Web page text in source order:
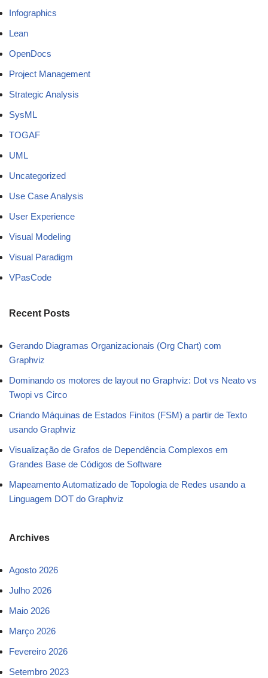
Infographics
Lean
OpenDocs
Project Management
Strategic Analysis
SysML
TOGAF
UML
Uncategorized
Use Case Analysis
User Experience
Visual Modeling
Visual Paradigm
VPasCode
Recent Posts
Gerando Diagramas Organizacionais (Org Chart) com
Graphviz
Dominando os motores de layout no Graphviz: Dot vs Neato vs
Twopi vs Circo
Criando Máquinas de Estados Finitos (FSM) a partir de Texto
usando Graphviz
Visualização de Grafos de Dependência Complexos em
Grandes Base de Códigos de Software
Mapeamento Automatizado de Topologia de Redes usando a
Linguagem DOT do Graphviz
Archives
Agosto 2026
Julho 2026
Maio 2026
Março 2026
Fevereiro 2026
Setembro 2023